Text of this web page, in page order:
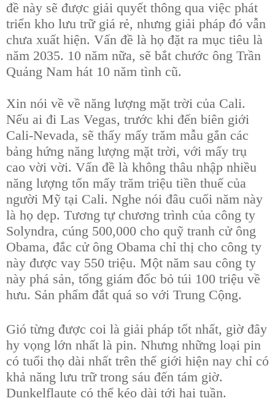
đề này sẽ được giải quyết thông qua việc phát
triển kho lưu trữ giá rẻ, nhưng giải pháp đó vẫn
chưa xuất hiện. Vấn đề là họ đặt ra mục tiêu là
năm 2035. 10 năm nữa, sẽ bắt chước ông Trần
Quảng Nam hát 10 năm tình cũ.
Xin nói về về năng lượng mặt trời của Cali.
Nếu ai đi Las Vegas, trước khi đến biên giới
Cali-Nevada, sẽ thấy mấy trăm mẫu gắn các
bảng hứng năng lượng mặt trời, với mấy trụ
cao vời vời. Vấn đề là không thâu nhập nhiều
năng lượng tốn mấy trăm triệu tiền thuế của
người Mỹ tại Cali. Nghe nói đâu cuối năm này
là họ dẹp. Tương tự chương trình của công ty
Solyndra, cúng 500,000 cho quỹ tranh cử ông
Obama, đắc cử ông Obama chỉ thị cho công ty
này được vay 550 triệu. Một năm sau công ty
này phá sản, tổng giám đốc bỏ túi 100 triệu về
hưu. Sản phẩm đắt quá so với Trung Cộng.
Gió từng được coi là giải pháp tốt nhất, giờ đây
hy vọng lớn nhất là pin. Nhưng những loại pin
có tuổi thọ dài nhất trên thế giới hiện nay chỉ có
khả năng lưu trữ trong sáu đến tám giờ.
Dunkelflaute có thể kéo dài tới hai tuần.